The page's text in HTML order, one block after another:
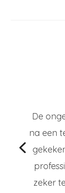
De
na een
zeker